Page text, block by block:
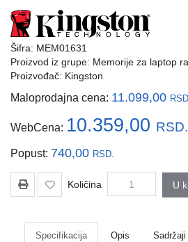
Gaming
oprema
Štampanje
skeniranje
Kablovi
adapteri
Mrežna
Šifra: MEM01631
Proizvod iz grupe: Memorije za laptop
Proizvođač: Kingston
Maloprodajna cena: 11.099,00 RSD.
WebCena: 10.359,00 RSD.
Popust: 740,00 RSD.
Količina U
Specifikacija Opis Sadržaji